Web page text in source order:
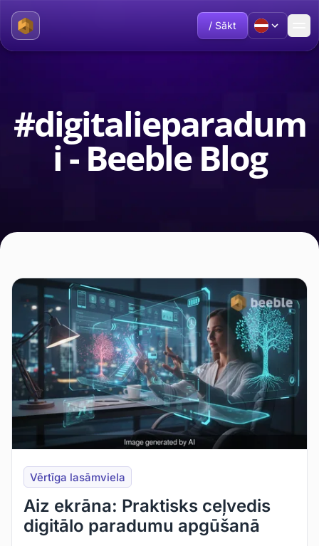
/ Sākt
#digitalieparadum
i - Beeble Blog
Vērtīga lasāmviela
Aiz ekrāna: Praktisks ceļvedis
digitālo paradumu apgūšanā